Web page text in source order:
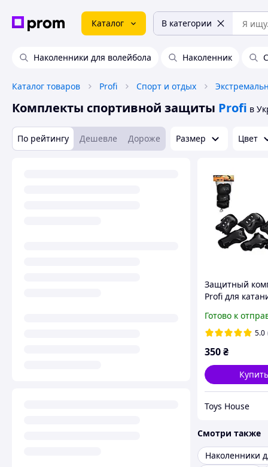
Каталог В категории
Наколенники для волейбола Наколенник
Каталог товаров Profi Спорт и отдых
Комплекты спортивной защиты Profi в
По рейтингу Дешевле Дороже Размер Цвет
Защитный
Profi для
налокотники и
запястий MS
Готово к
5.0
350₴
Купить
Toys House
Смотри также